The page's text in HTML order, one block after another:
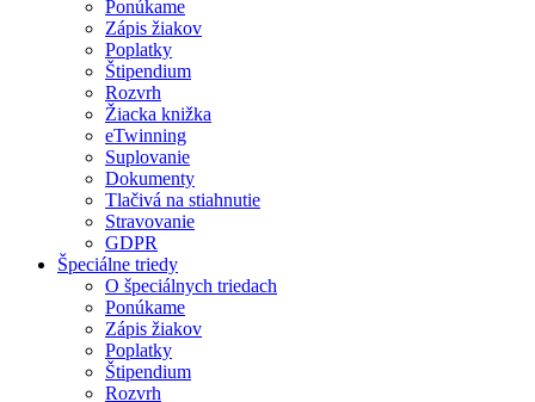
Ponúkame
Zápis žiakov
Poplatky
Štipendium
Rozvrh
Žiacka knižka
eTwinning
Suplovanie
Dokumenty
Tlačivá na stiahnutie
Stravovanie
GDPR
Špeciálne triedy
O špeciálnych triedach
Ponúkame
Zápis žiakov
Poplatky
Štipendium
Rozvrh